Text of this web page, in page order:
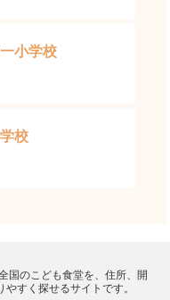
小学校
校
国のこども食堂を、住所、開
すく探せるサイトです。